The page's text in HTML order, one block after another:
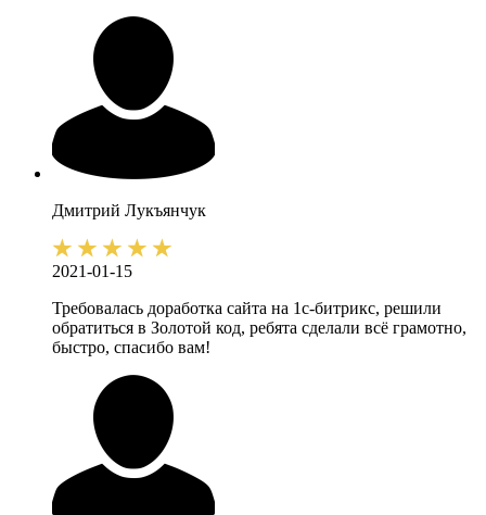
Дмитрий Лукъянчук
2021-01-15
Требовалась доработка сайта на 1с-битрикс, решили
обратиться в Золотой код, ребята сделали всё грамотно,
быстро, спасибо вам!